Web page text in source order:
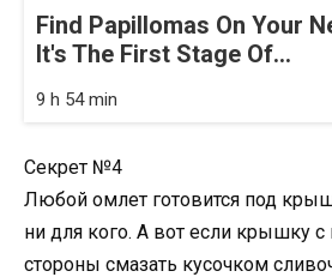
Find Papillomas On Your
It's The First Stage Of...
9 h 54 min
Секрет №4
Любой омлет готовится под
ни для кого. А вот если крышку с
стороны смазать кусочком